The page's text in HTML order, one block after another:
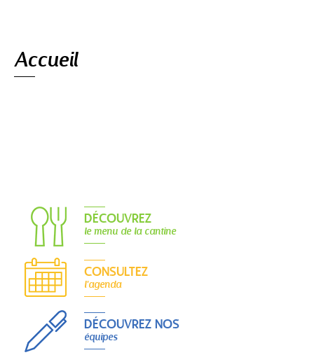
Accueil
DÉCOUVREZ
le menu de la cantine
CONSULTEZ
l'agenda
DÉCOUVREZ NOS
équipes